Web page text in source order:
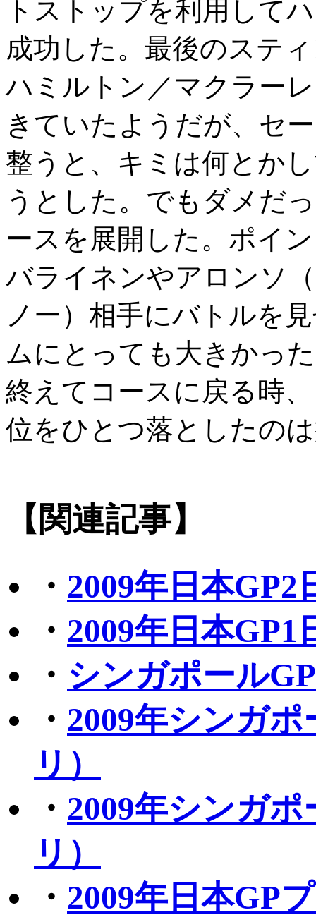
トストップを利用して
成功した。最後のステ
ハミルトン／マクラー
きていたようだが、セ
整うと、キミは何とか
うとした。でもダメだ
ースを展開した。ポイ
バライネンやアロンソ
ノー）相手にバトルを
ムにとっても大きかっ
終えてコースに戻る時
位をひとつ落としたの
【関連記事】
・ 2009年日本
・ 2009年日本
・ シンガポール
・ 2009年シンガ
リ）
・ 2009年シンガ
リ）
・ 2009年日本GP